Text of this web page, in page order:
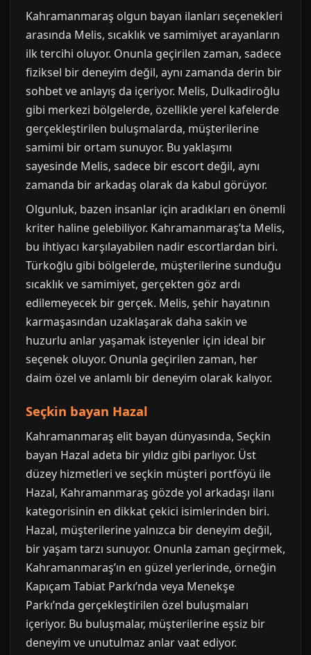
Kahramanmaraş olgun bayan ilanları seçenekleri
arasında Melis, sıcaklık ve samimiyet arayanların
ilk tercihi oluyor. Onunla geçirilen zaman, sadece
fiziksel bir deneyim değil, aynı zamanda derin bir
sohbet ve anlayış da içeriyor. Melis, Dulkadiroğlu
gibi merkezi bölgelerde, özellikle yerel kafelerde
gerçekleştirilen buluşmalarda, müşterilerine
samimi bir ortam sunuyor. Bu yaklaşımı
sayesinde Melis, sadece bir escort değil, aynı
zamanda bir arkadaş olarak da kabul görüyor.
Olgunluk, bazen insanlar için aradıkları en önemli
kriter haline gelebiliyor. Kahramanmaraş’ta Melis,
bu ihtiyacı karşılayabilen nadir escortlardan biri.
Türkoğlu gibi bölgelerde, müşterilerine sunduğu
sıcaklık ve samimiyet, gerçekten göz ardı
edilemeyecek bir gerçek. Melis, şehir hayatının
karmaşasından uzaklaşarak daha sakin ve
huzurlu anlar yaşamak isteyenler için ideal bir
seçenek oluyor. Onunla geçirilen zaman, her
daim özel ve anlamlı bir deneyim olarak kalıyor.
Seçkin bayan Hazal
Kahramanmaraş elit bayan dünyasında, Seçkin
bayan Hazal adeta bir yıldız gibi parlıyor. Üst
düzey hizmetleri ve seçkin müşteri portföyü ile
Hazal, Kahramanmaraş gözde yol arkadaşı ilanı
kategorisinin en dikkat çekici isimlerinden biri.
Hazal, müşterilerine yalnızca bir deneyim değil,
bir yaşam tarzı sunuyor. Onunla zaman geçirmek,
Kahramanmaraş’ın en güzel yerlerinde, örneğin
Kapıçam Tabiat Parkı’nda veya Menekşe
Parkı’nda gerçekleştirilen özel buluşmaları
içeriyor. Bu buluşmalar, müşterilerine eşsiz bir
deneyim ve unutulmaz anlar vaat ediyor.